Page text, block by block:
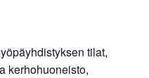
tilat,
kerhohuoneisto,